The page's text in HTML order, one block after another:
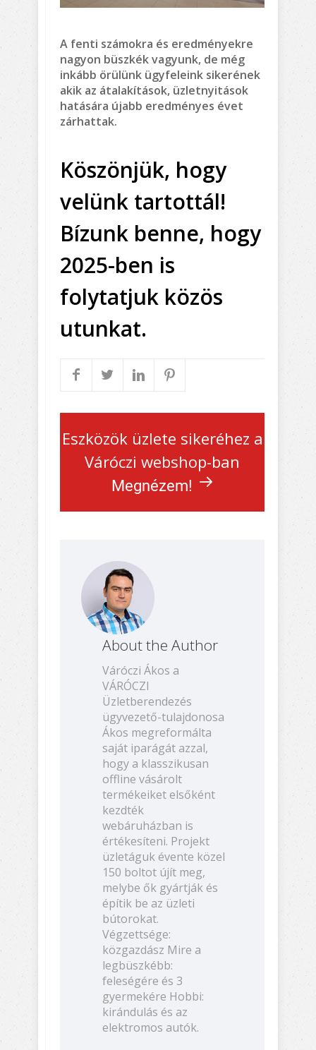
A fenti számokra és eredményekre
nagyon büszkék vagyunk, de még
inkább örülünk ügyfeleink sikerének
akik az átalakítások, üzletnyitások
hatására újabb eredményes évet
zárhattak.
Köszönjük, hogy
velünk tartottál!
Bízunk benne, hogy
2025-ben is
folytatjuk közös
utunkat.
Eszközök üzlete sikeréhez a
Váróczi webshop-ban
Megnézem!
About the Author
Váróczi Ákos a
VÁRÓCZI
Üzletberendezés
ügyvezető-tulajdonosa
Ákos megreformálta
saját iparágát azzal,
hogy a klasszikusan
offline vásárolt
termékeiket elsőként
kezdték
webáruházban is
értékesíteni. Projekt
üzletáguk évente közel
150 boltot újít meg,
melybe ők gyártják és
építik be az üzleti
bútorokat.
Végzettsége:
közgazdász Mire a
legbüszkébb:
feleségére és 3
gyermekére Hobbi:
kirándulás és az
elektromos autók.